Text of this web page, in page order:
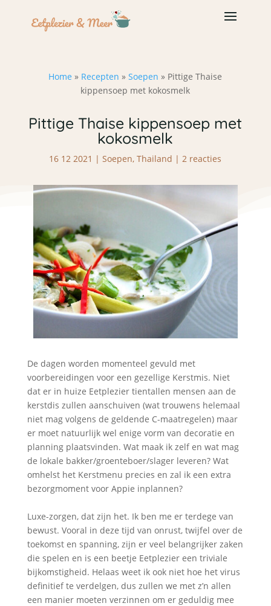
Home » Recepten »Soepen » Pittige Thaise
kippensoep met kokosmelk
Pittige Thaise kippensoep met
kokosmelk
16 12 2021 |Soepen,Thailand |2 reacties
De dagen worden momenteel gevuld met
voorbereidingen voor een gezellige Kerstmis. Niet
dat er in huize Eetplezier tientallen mensen aan de
kerstdis zullen aanschuiven (wat trouwens helemaal
niet mag volgens de geldende C-maatregelen) maar
er moet natuurlijk wel enige vorm van decoratie en
planning plaatsvinden. Wat maak ik zelf en wat mag
de lokale bakker/groenteboer/slager leveren? Wat
omhelst het Kerstmenu precies en zal ik een extra
bezorgmoment voor Appie inplannen?
Luxe-zorgen, dat zijn het. Ik ben me er terdege van
bewust. Vooral in deze tijd van onrust, twijfel over de
toekomst en spanning, zijn er veel belangrijker zaken
die spelen en is een beetje Eetplezier een triviale
bijkomstigheid. Helaas weet ik ook niet hoe het virus
definitief te verdelgen, dus zullen we met z’n allen
een manier moeten verzinnen om er geduldig mee